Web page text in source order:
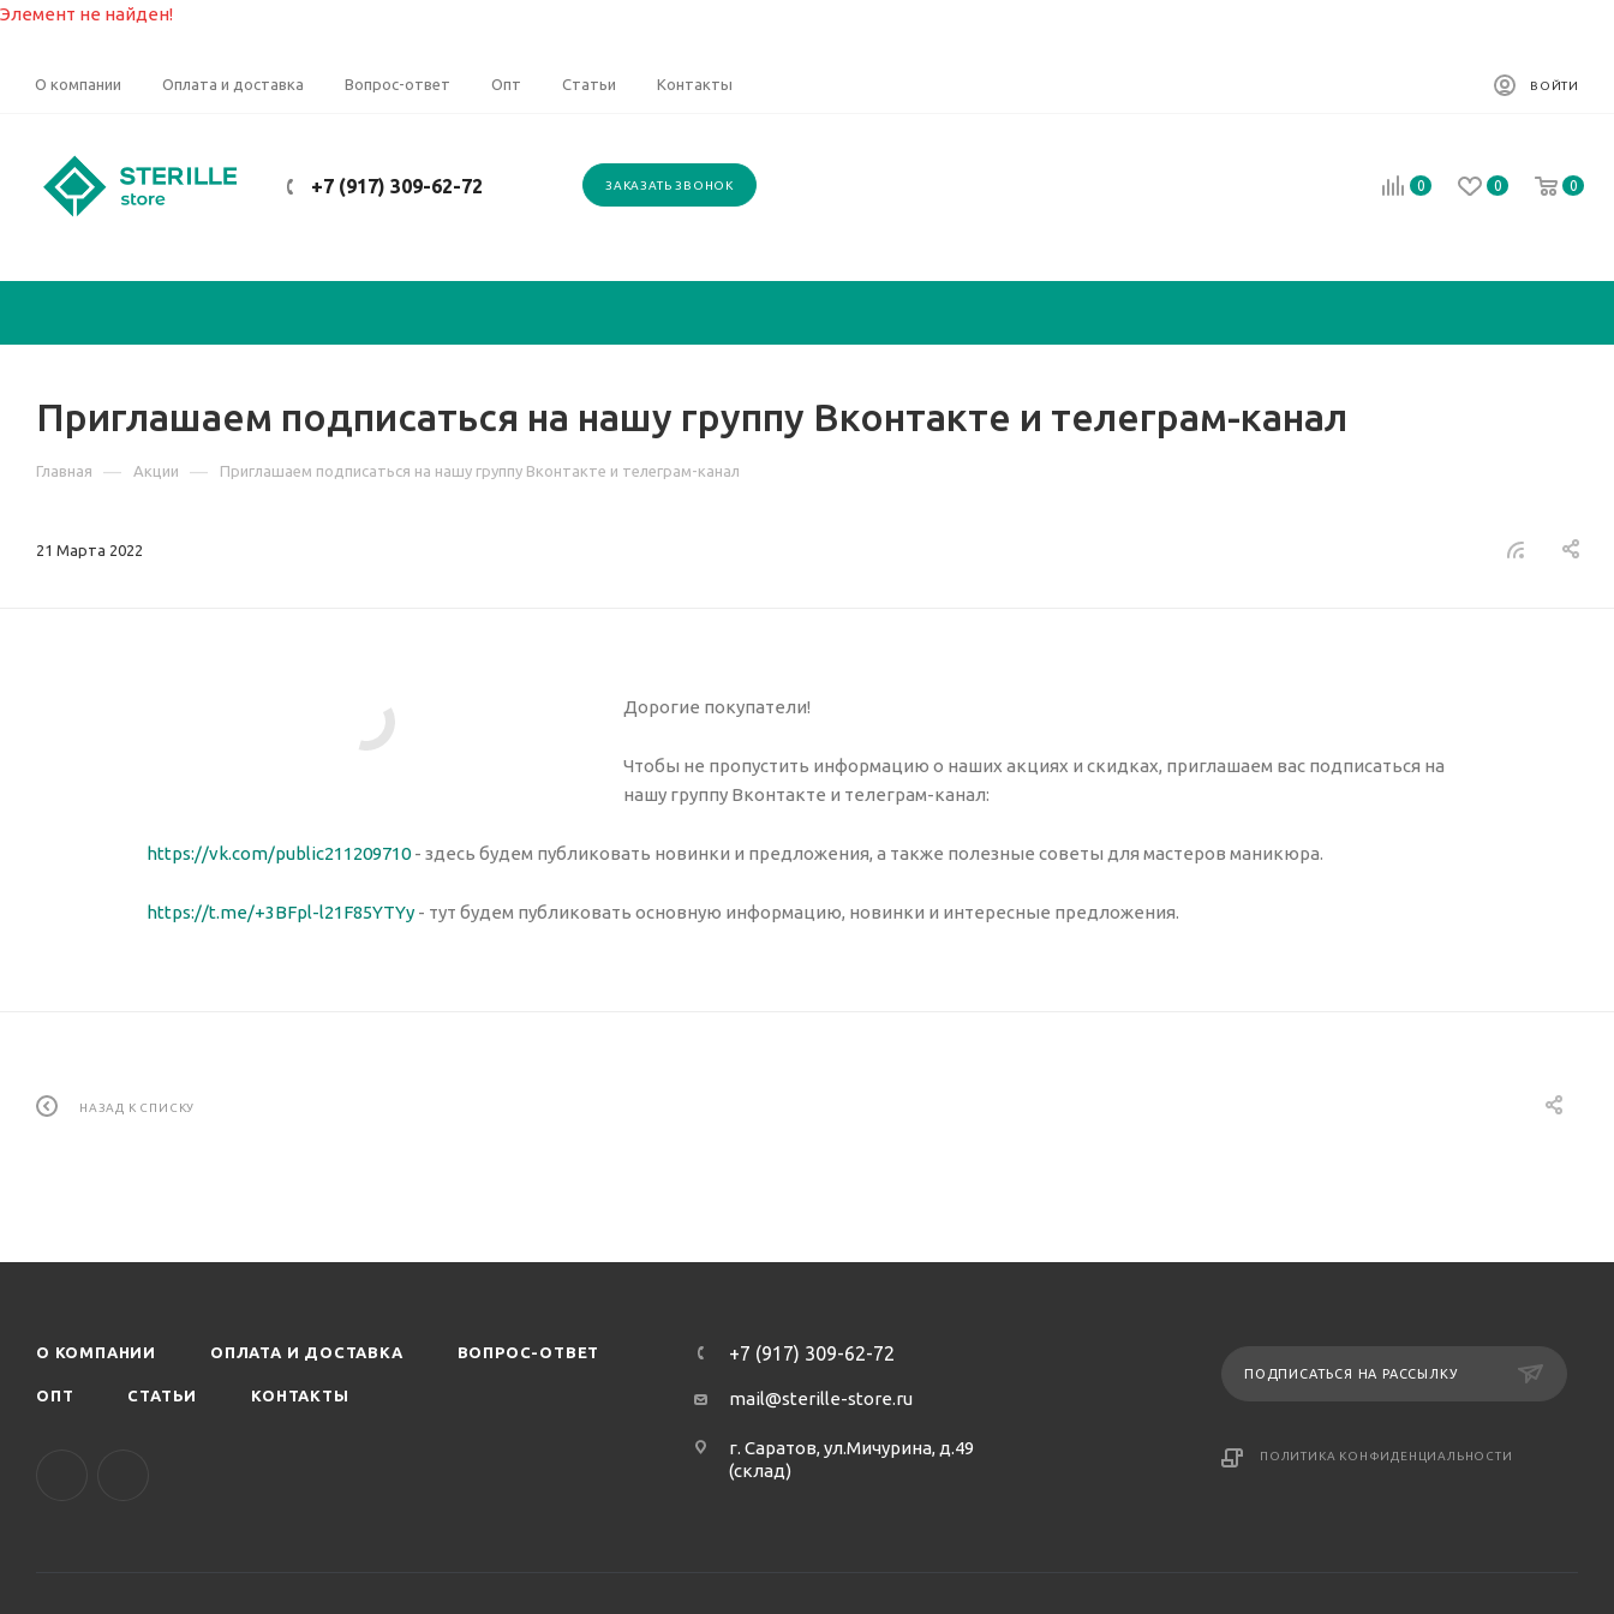
Элемент не найден!
О компании Оплата и доставка Вопрос-ответ Опт Статьи Контакты ВОЙТИ
+7 (917) 309-62-72 ЗАКАЗАТЬ ЗВОНОК 0 0 0
Приглашаем подписаться на нашу группу Вконтакте и телеграм-канал
Главная — Акции — Приглашаем подписаться на нашу группу Вконтакте и телеграм-канал
21 Марта 2022
Дорогие покупатели!
Чтобы не пропустить информацию о наших акциях и скидках, приглашаем вас подписаться на
нашу группу Вконтакте и телеграм-канал:
https://vk.com/public211209710- здесь будем публиковать новинки и предложения, а также полезные советы для мастеров маникюра.
https://t.me/+3BFpl-l21F85YTYy - тут будем публиковать основную информацию, новинки и интересные предложения.
НАЗАД К СПИСКУ
О КОМПАНИИ ОПЛАТА И ДОСТАВКА ВОПРОС-ОТВЕТ
ОПТ СТАТЬИ КОНТАКТЫ
+7 (917) 309-62-72
mail@sterille-store.ru
г. Саратов, ул.Мичурина, д.49
(склад)
ПОДПИСАТЬСЯ НА РАССЫЛКУ
ПОЛИТИКА КОНФИДЕНЦИАЛЬНОСТИ